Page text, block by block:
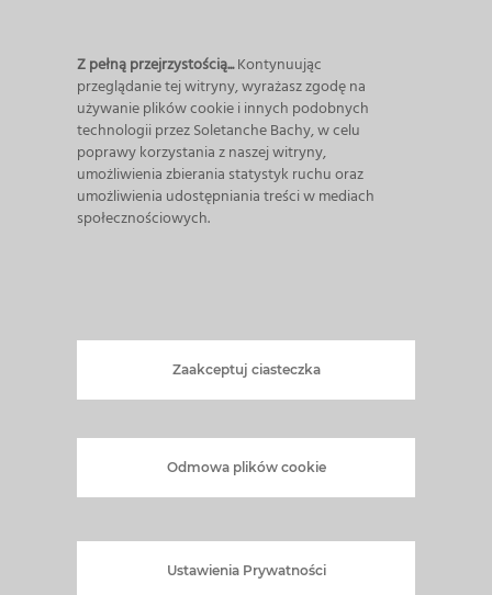
POBIERZ
Podstawowe i niezbędne działania z zakresu
Wytyczne w zakresie ochrony środowiska
Z pełną przejrzystością...Kontynuując
przeglądanie tej witryny, wyrażasz zgodę na
używanie plików cookie i innych podobnych
technologii przez Soletanche Bachy, w celu
poprawy korzystania z naszej witryny,
umożliwienia zbierania statystyk ruchu oraz
umożliwienia udostępniania treści w mediach
społecznościowych.
Zaakceptuj ciasteczka
Odmowa plików cookie
Ustawienia Prywatności